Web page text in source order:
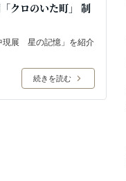
クロのいた町」 制
現展 星の記憶」を紹介
続きを読む